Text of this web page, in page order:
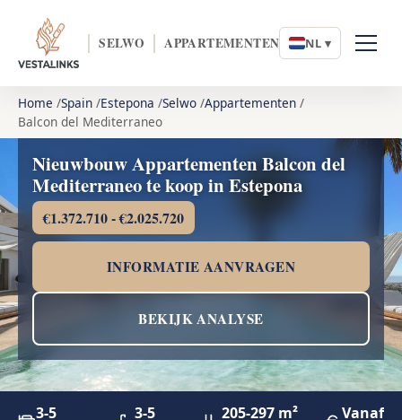
SELWO APPARTEMENTEN NL ▾
Home Spain Estepona Selwo Appartementen
Balcon del Mediterraneo
Nieuwbouw Appartementen Balcon del
Mediterraneo te koop in Estepona
€1.372.710 - €2.025.720
INFORMATIE AANVRAGEN
BEKIJK ANALYSE
3-5 3-5 205-297 m² Vanaf